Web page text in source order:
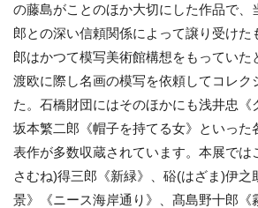
の藤島がことのほか大切にした作品で、
郎との深い信頼関係によって譲り受けた
郎はかつて模写美術館構想をもっていた
渡欧に際し名画の模写を依頼してコレク
た。石橋財団にはそのほかにも浅井忠《
坂本繁二郎《帽子を持てる女》といった
表作が多数収蔵されています。本展では
さむね)得三郎《新緑》、硲(はざま)伊之
景》《ニース海岸通り》、髙島野十郎《